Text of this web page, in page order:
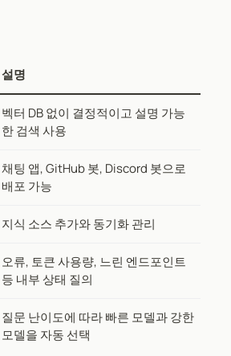
설명
벡터 DB 없이 결정적이고 설명 가능
한 검색 사용
채팅 앱, GitHub 봇, Discord 봇으로
배포 가능
지식 소스 추가와 동기화 관리
오류, 토큰 사용량, 느린 엔드포인트
등 내부 상태 질의
질문 난이도에 따라 빠른 모델과 강한
모델을 자동 선택